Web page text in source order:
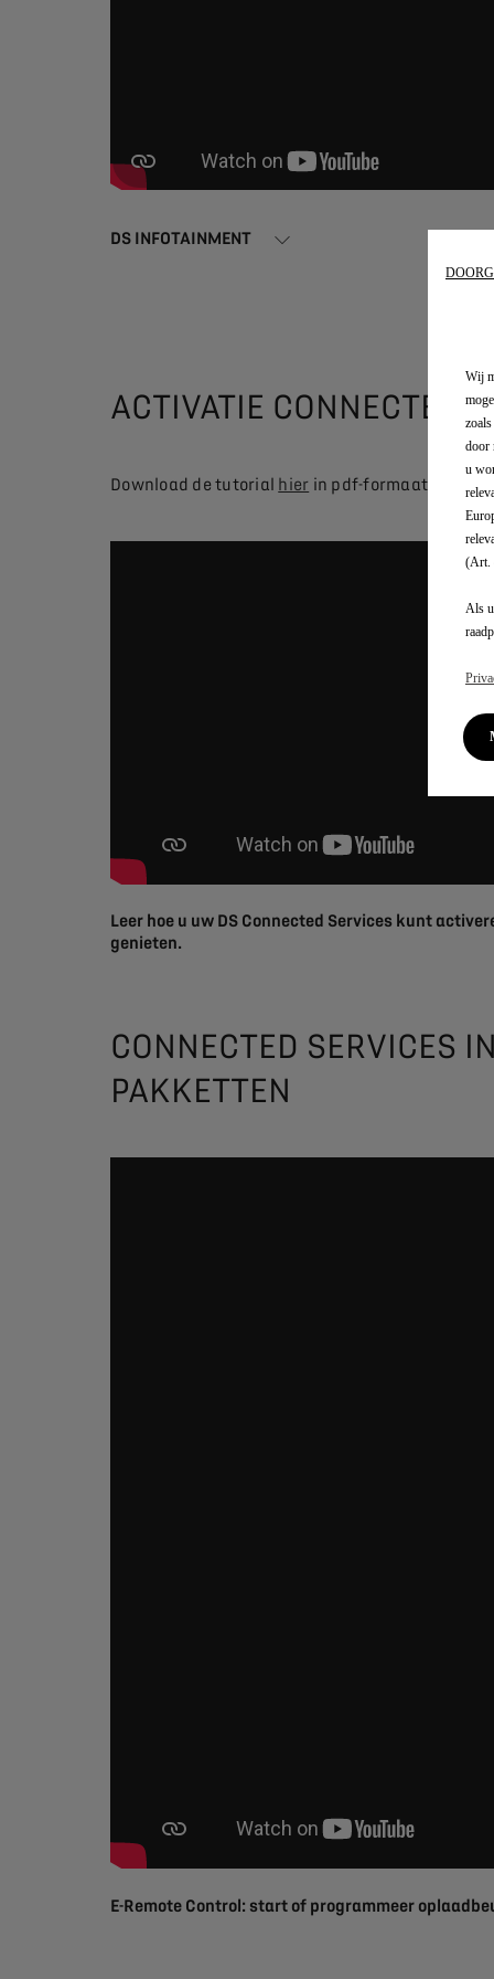
DS INFOTAINMENT
ACTIVATIE CONNECTED
Download de tutorial hier in pdf-formaat
Een
om
Leer hoe u uw DS Connected Services kunt
genieten.
CONNECTED SERVICES
PAKKETTEN
E-Remote Control: start of programmeer
Wij
door
u
(Art.
Als